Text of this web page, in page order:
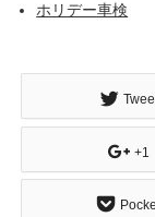
ホリデー車検
+1